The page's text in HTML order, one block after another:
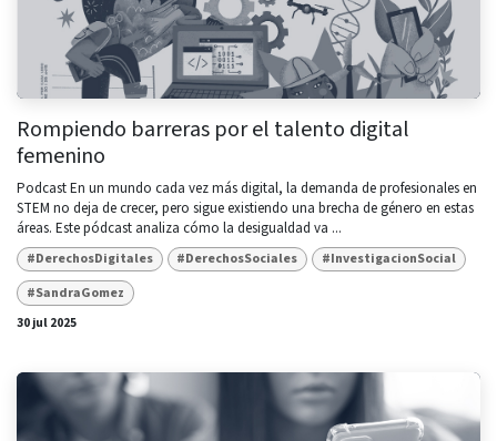
Rompiendo barreras por el talento digital
femenino
Podcast En un mundo cada vez más digital, la demanda de profesionales en
STEM no deja de crecer, pero sigue existiendo una brecha de género en estas
áreas. Este pódcast analiza cómo la desigualdad va ...
#DerechosDigitales #DerechosSociales
#InvestigacionSocial
#SandraGomez
30 jul 2025